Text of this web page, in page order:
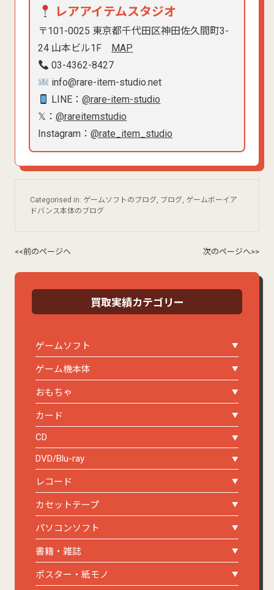
レアアイテムスタジオ
〒101-0025 東京都千代田区神田佐久間町3-
24 山本ビル1F
MAP
03-4362-8427
info@rare-item-studio.net
LINE：@rare-item-studio
𝕏：@rareitemstudio
Instagram：@rate_item_studio
Categorised in: ゲームソフトのブログ, ブログ, ゲームボーイア
ドバンス本体のブログ
<<前のページへ 次のページへ>>
買取実績カテゴリー
ゲームソフト
ゲーム機本体
おもちゃ
カード
CD
DVD/Blu-ray
レコード
カセットテープ
パソコンソフト
書籍・雑誌
ポスター・紙モノ